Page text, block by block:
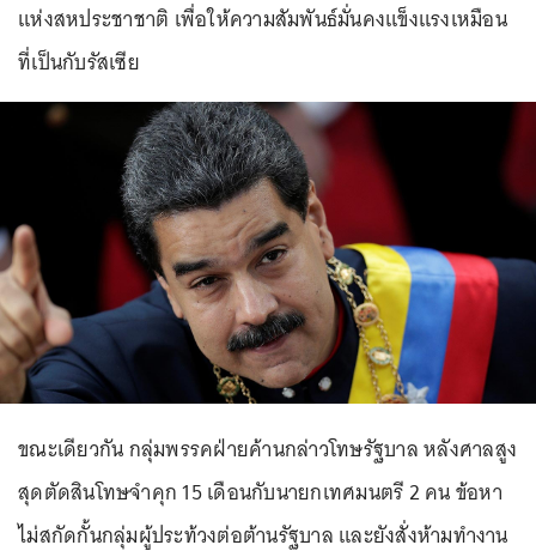
แห่งสหประชาชาติ เพื่อให้ความสัมพันธ์มั่นคงแข็งแรงเหมือน
ที่เป็นกับรัสเซีย
ขณะเดียวกัน กลุ่มพรรคฝ่ายค้านกล่าวโทษรัฐบาล หลังศาลสูง
สุดตัดสินโทษจำคุก 15 เดือนกับนายกเทศมนตรี 2 คน ข้อหา
ไม่สกัดกั้นกลุ่มผู้ประท้วงต่อต้านรัฐบาล และยังสั่งห้ามทำงาน